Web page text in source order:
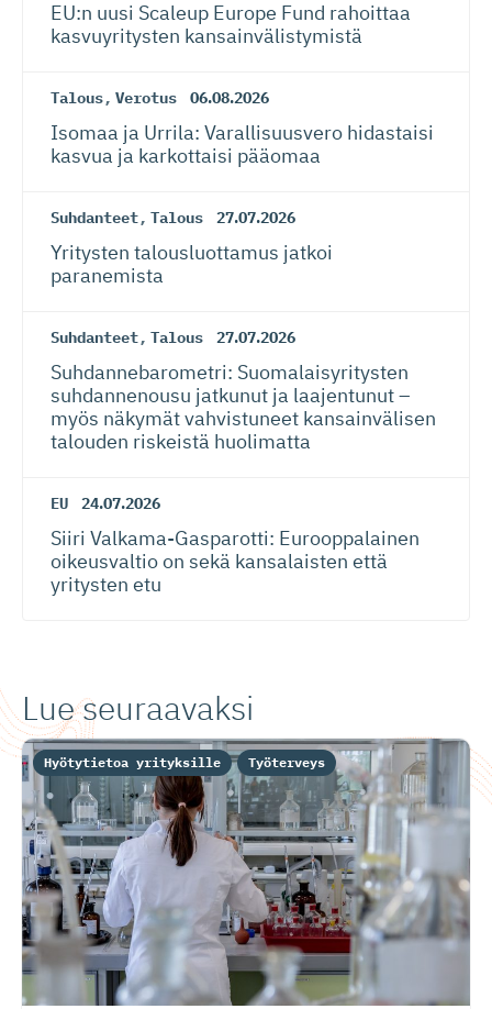
EU:n uusi Scaleup Europe Fund rahoittaa
kasvuyritysten kansainvä­lis­tymistä
Talous, Verotus 06.08.2026
Isomaa ja Urrila: Varallisuusvero hidastaisi
kasvua ja karkottaisi pääomaa
Suhdanteet, Talous 27.07.2026
Yritysten talousluottamus jatkoi
paranemista
Suhdanteet, Talous 27.07.2026
Suhdanneba­ro­metri: Suomalaisy­ri­tysten
suhdannenousu jatkunut ja laajentunut –
myös näkymät vahvistuneet kansainvälisen
talouden riskeistä huolimatta
EU 24.07.2026
Siiri Valkama-Gas­pa­rotti: Eurooppalainen
oikeusvaltio on sekä kansalaisten että
yritysten etu
Lue seuraavaksi
Hyötytietoa yrityksille Työterveys